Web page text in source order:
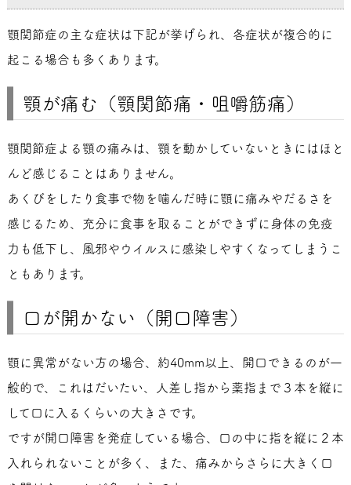
顎関節症の主な症状は下記が挙げられ、各症状が複合的に
起こる場合も多くあります。
顎が痛む（顎関節痛・咀嚼筋痛）
顎関節症よる顎の痛みは、顎を動かしていないときにはほと
んど感じることはありません。
あくびをしたり食事で物を噛んだ時に顎に痛みやだるさを
感じるため、充分に食事を取ることができずに身体の免疫
力も低下し、風邪やウイルスに感染しやすくなってしまうこ
ともあります。
口が開かない（開口障害）
顎に異常がない方の場合、約40mm以上、開口できるのが一
般的で、これはだいたい、人差し指から薬指まで３本を縦に
して口に入るくらいの大きさです。
ですが開口障害を発症している場合、口の中に指を縦に２本
入れられないことが多く、また、痛みからさらに大きく口